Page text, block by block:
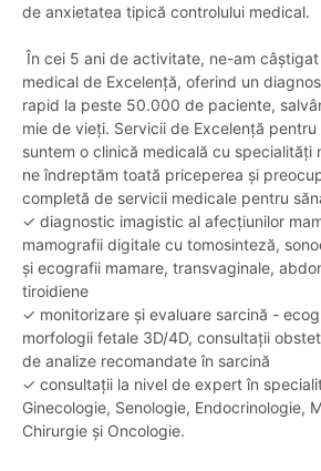
de anxietatea tipică controlului medical.
În cei 5 ani de activitate, ne-am
medical de Excelență, oferind un
rapid la peste 50.000 de paciente,
mie de vieți. Servicii de Excelență pentru
suntem o clinică medicală cu specialități
ne îndreptăm toată priceperea și
completă de servicii medicale pentru
✓ diagnostic imagistic al afecțiunilor
mamografii digitale cu tomosinteză,
și ecografii mamare, transvaginale,
tiroidiene
✓ monitorizare și evaluare sarcină -
morfologii fetale 3D/4D, consultații
de analize recomandate în sarcină
✓ consultații la nivel de expert în
Ginecologie, Senologie, Endocrinologie,
Chirurgie și Oncologie.